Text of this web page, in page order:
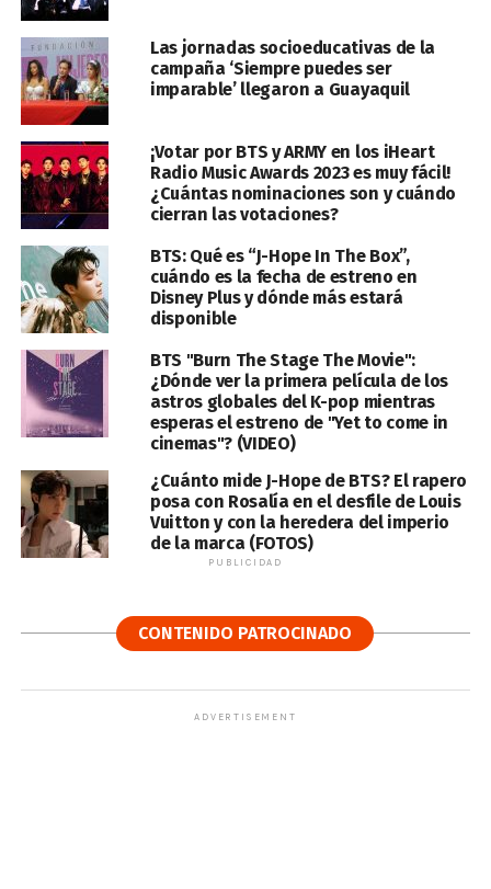
Las jornadas socioeducativas de la
campaña ‘Siempre puedes ser
imparable’ llegaron a Guayaquil
¡Votar por BTS y ARMY en los iHeart
Radio Music Awards 2023 es muy fácil!
¿Cuántas nominaciones son y cuándo
cierran las votaciones?
BTS: Qué es “J-Hope In The Box”,
cuándo es la fecha de estreno en
Disney Plus y dónde más estará
disponible
BTS "Burn The Stage The Movie":
¿Dónde ver la primera película de los
astros globales del K-pop mientras
esperas el estreno de "Yet to come in
cinemas"? (VIDEO)
¿Cuánto mide J-Hope de BTS? El rapero
posa con Rosalía en el desfile de Louis
Vuitton y con la heredera del imperio
de la marca (FOTOS)
PUBLICIDAD
CONTENIDO PATROCINADO
ADVERTISEMENT